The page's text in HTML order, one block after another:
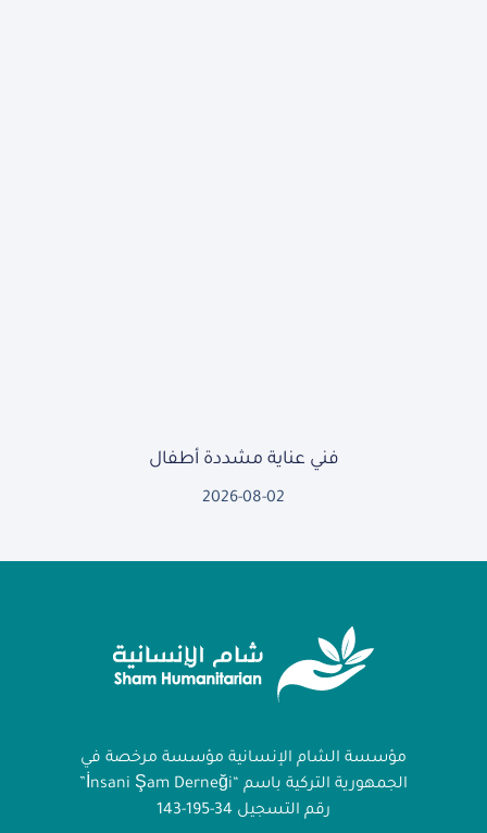
فني عناية مشددة أطفال
2026-08-02
مؤسسة الشام الإنسانية مؤسسة مرخصة في
الجمهورية التركية باسم “İnsani Şam Derneği”
رقم التسجيل 34-195-143